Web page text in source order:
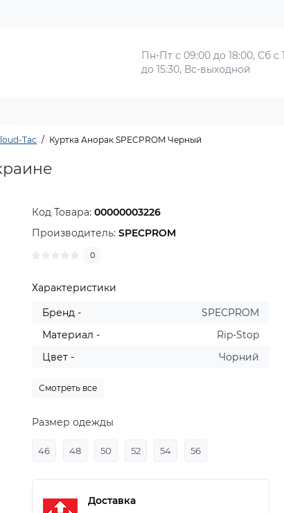
Пн-Пт с 09:00 до 18:00, Сб с
до 15:30, Вс-выходной
Tac Куртка Анорак SPECPROM Черный
Код Товара:00000003226
Производитель:SPECPROM
0
Характеристики
Бренд -
SPECPROM
Материал -
Rip-Stop
Цвет -
Чорний
Смотреть все
Размер одежды
46 48 50 52 54 56
Доставка